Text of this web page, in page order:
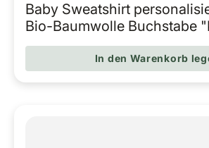
Baby Sweatshirt
Bio-Baumwolle Buchstabe
In den Warenkorb